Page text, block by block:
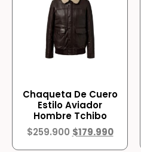
Chaqueta De Cuero
Estilo Aviador
Hombre Tchibo
$259.900 $179.990